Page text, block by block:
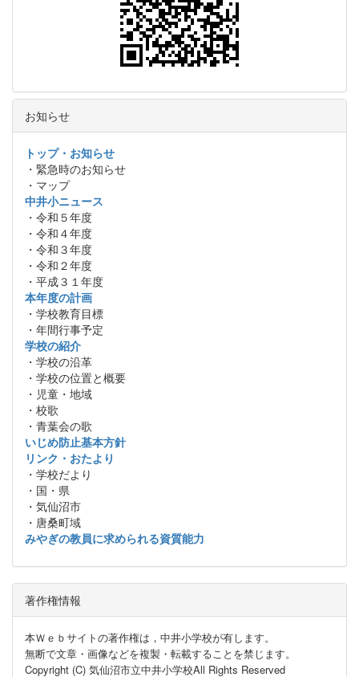
お知らせ
トップ・お知らせ
・緊急時のお知らせ
・マップ
中井小ニュース
・令和５年度
・令和４年度
・令和３年度
・令和２年度
・平成３１年度
本年度の計画
・学校教育目標
・年間行事予定
学校の紹介
・学校の沿革
・学校の位置と概要
・児童・地域
・校歌
・青葉会の歌
いじめ防止基本方針
リンク・おたより
・学校だより
・国・県
・気仙沼市
・唐桑町域
みやぎの教員に求められる資質能力
著作権情報
本Ｗｅｂサイトの著作権は，中井小学校が有します。
無断で文章・画像などを複製・転載することを禁じます。
Copyright (C) 気仙沼市立中井小学校All Rights Reserved